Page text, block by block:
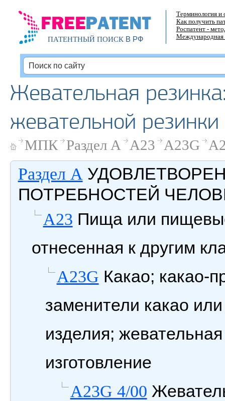
ПАТЕНТНЫЙ ПОИСКВ РФ
Терминология и
Как получить
Роспатент -
Международная
Жевательная
жевательной
МПК Раздел A A23 A23G
Раздел A
ПОТРЕБНОСТЕЙ
A23 Пища или
отнесенная к другим
A23G Какао; какао-
заменители какао
изделия;
изготовление
A23G 4/00